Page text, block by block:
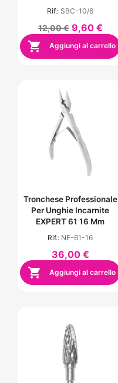
Rif.: SBC-10/6
12,00 € 9,60 €
 Aggiungi al carrello
Tronchese Professionale
Per Unghie Incarnite
EXPERT 61 16 Mm
Rif.: NE-61-16
36,00 €
 Aggiungi al carrello